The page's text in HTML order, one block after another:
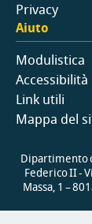
Privacy
Aiuto
Modulistica
Accessibilità
Link utili
Mappa del
Dipartimento
Federico II -
Massa, 1 –